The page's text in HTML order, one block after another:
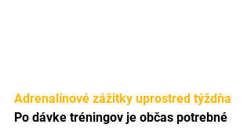
Adrenalínové zážitky uprostred týždňa
Po dávke tréningov je občas potrebné